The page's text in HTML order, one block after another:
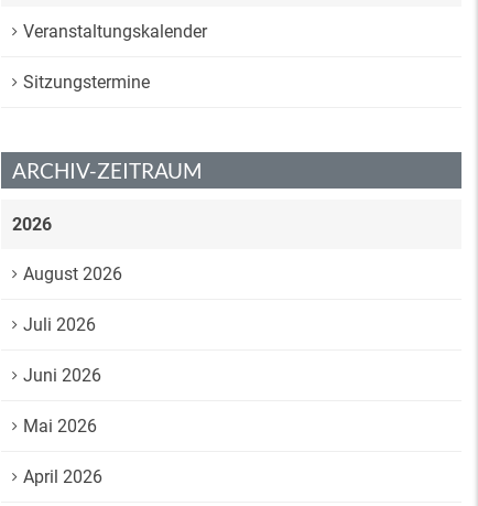
Veranstaltungskalender
Sitzungstermine
ARCHIV-ZEITRAUM
2026
August 2026
Juli 2026
Juni 2026
Mai 2026
April 2026